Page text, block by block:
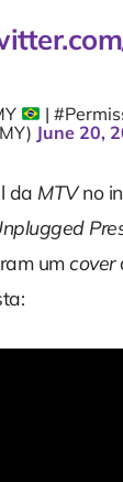
|
June 20,
da MTVno
umcover